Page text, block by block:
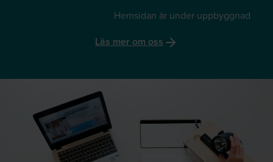
Hemsidan är under uppbyggnad
Läs mer om oss